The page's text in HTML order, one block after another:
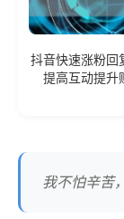
抖音快速涨粉回
提高互动提升
我不怕辛苦